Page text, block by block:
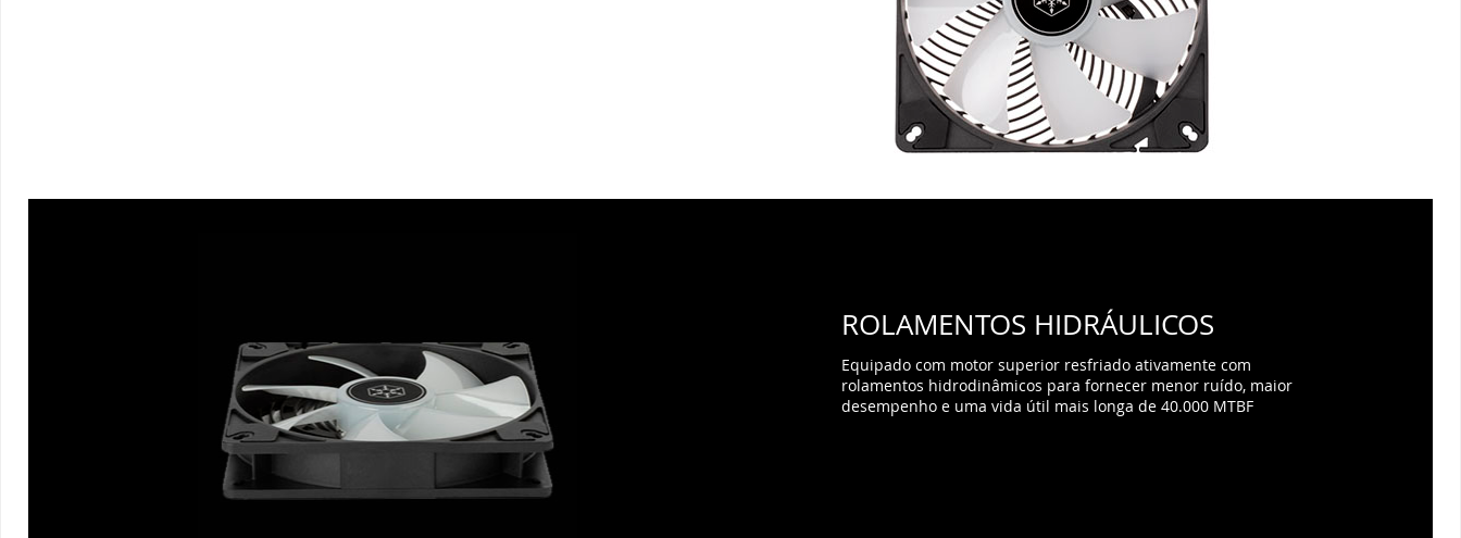
ROLAMENTOS HIDRÁULICOS
Equipado com motor superior resfriado ativamente com
rolamentos hidrodinâmicos para fornecer menor ruído, maior
desempenho e uma vida útil mais longa de 40.000 MTBF